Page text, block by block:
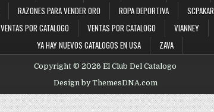
RAZONES PARA VENDER ORO ROPA DEPORTIVA SCPAKAR
VENTAS POR CATALOGO VENTAS POR CATALOGO VIANNEY
YA HAY NUEVOS CATALOGOS EN USA
ZAVA
Copyright © 2026 El Club Del Catalogo
Design by ThemesDNA.com